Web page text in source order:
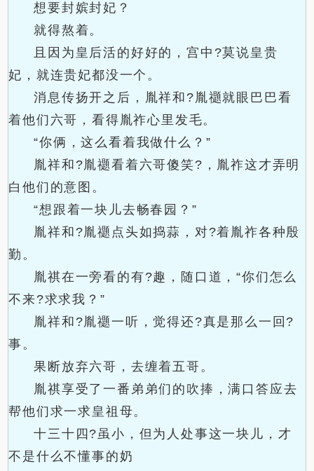
想要封嫔封妃？
就得熬着。
且因为皇后活的好好的，宫中?莫说皇贵
妃，就连贵妃都没一个。
消息传扬开之后，胤祥和?胤禵就眼巴巴看
着他们六哥，看得胤祚心里发毛。
“你俩，这么看着我做什么？”
胤祥和?胤禵看着六哥傻笑?，胤祚这才弄明
白他们的意图。
“想跟着一块儿去畅春园？”
胤祥和?胤禵点头如捣蒜，对?着胤祚各种殷
勤。
胤祺在一旁看的有?趣，随口道，“你们怎么
不来?求求我？”
胤祥和?胤禵一听，觉得还?真是那么一回?
事。
果断放弃六哥，去缠着五哥。
胤祺享受了一番弟弟们的吹捧，满口答应去
帮他们求一求皇祖母。
十三十四?虽小，但为人处事这一块儿，才
不是什么不懂事的奶